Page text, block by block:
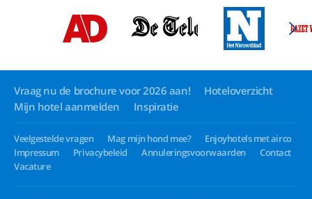
Vraag nu de brochure voor 2026 aan!
Hoteloverzicht
Mijn hotel aanmelden
Inspiratie
Veelgestelde vragen Mag mijn hond mee?
Enjoyhotels met airco
Impressum
Privacybeleid Annuleringsvoorwaarden
Contact
Vacature